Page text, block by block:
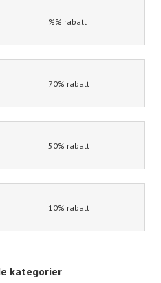
%% rabatt
70% rabatt
50% rabatt
10% rabatt
kategorier